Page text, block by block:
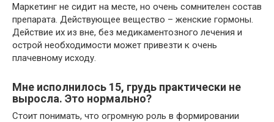
Маркетинг не сидит на месте, но очень сомнителен состав
препарата. Действующее вещество – женские гормоны.
Действие их из вне, без медикаментозного лечения и
острой необходимости может привезти к очень
плачевному исходу.
Мне исполнилось 15, грудь практически не
выросла. Это нормально?
Стоит понимать, что огромную роль в формировании